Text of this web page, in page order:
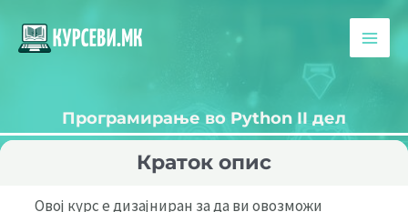
Main
Програмирање во Python II дел
Краток опис
Овој курс е дизајниран за да ви овозможи